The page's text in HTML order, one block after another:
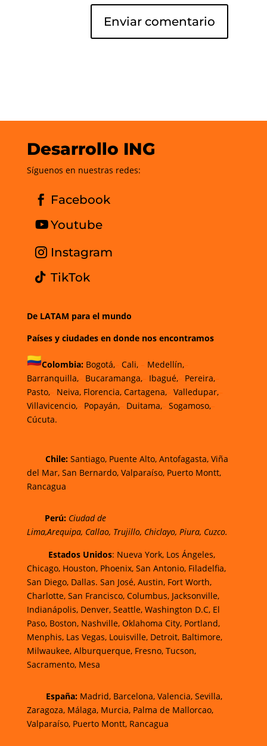
Desarrollo ING
Síguenos en nuestras redes:
Facebook
Youtube
Instagram
TikTok
De LATAM para el mundo
Países y ciudades en donde nos encontramos
Colombia: Bogotá,– Cali, Medellín,–
Barranquilla,– Bucaramanga,– Ibagué,– Pereira,–
Pasto,– Neiva, Florencia, Cartagena,– Valledupar,–
Villavicencio,– Popayán,– Duitama,– Sogamoso,–
Cúcuta.
Chile: Santiago, Puente Alto, Antofagasta,Viña
del Mar, San Bernardo, Valparaíso, Puerto Montt,
Rancagua
Perú: Ciudad de
Lima,Arequipa, Callao, Trujillo, Chiclayo, Piura, Cuzco.
Estados Unidos: Nueva York, Los Ángeles,
Chicago, Houston, Phoenix, San Antonio, Filadelfia,
San Diego, Dallas. San José, Austin, Fort Worth,
Charlotte, San Francisco, Columbus, Jacksonville,
Indianápolis, Denver, Seattle, Washington D.C, El
Paso, Boston, Nashville, Oklahoma City, Portland,
Menphis, Las Vegas, Louisville, Detroit, Baltimore,
Milwaukee, Alburquerque, Fresno, Tucson,
Sacramento, Mesa
España:Madrid, Barcelona, Valencia, Sevilla,
Zaragoza, Málaga, Murcia, Palma de Mallorcao,
Valparaíso, Puerto Montt, Rancagua